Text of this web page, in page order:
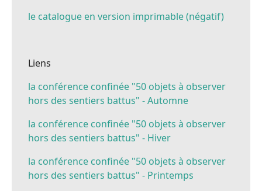
le catalogue en version imprimable (négatif)
Liens
la conférence confinée "50 objets à observer
hors des sentiers battus" - Automne
la conférence confinée "50 objets à observer
hors des sentiers battus" - Hiver
la conférence confinée "50 objets à observer
hors des sentiers battus" - Printemps